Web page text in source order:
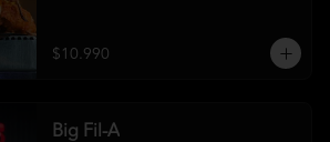
$10.990
Big Fil-A